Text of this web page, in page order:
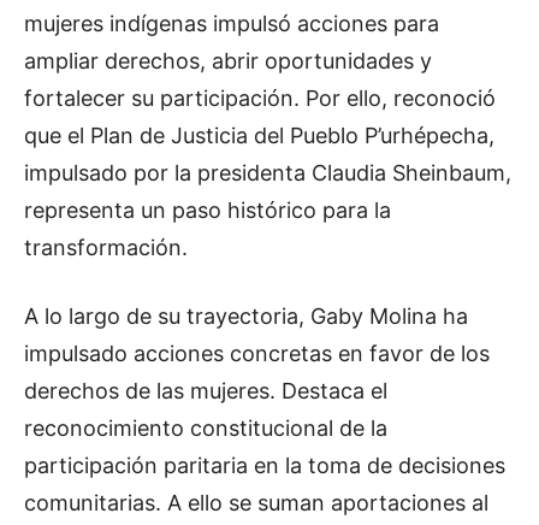
mujeres indígenas impulsó acciones para
ampliar derechos, abrir oportunidades y
fortalecer su participación. Por ello, reconoció
que el Plan de Justicia del Pueblo P’urhépecha,
impulsado por la presidenta Claudia Sheinbaum,
representa un paso histórico para la
transformación.
A lo largo de su trayectoria, Gaby Molina ha
impulsado acciones concretas en favor de los
derechos de las mujeres. Destaca el
reconocimiento constitucional de la
participación paritaria en la toma de decisiones
comunitarias. A ello se suman aportaciones al